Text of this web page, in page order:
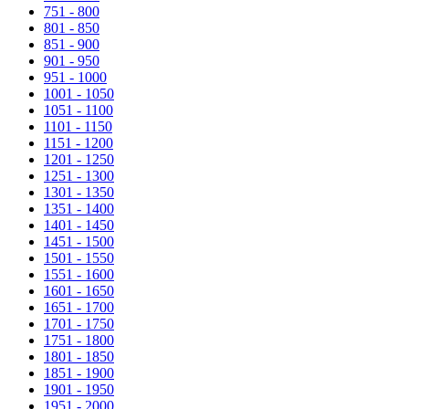
751 - 800
801 - 850
851 - 900
901 - 950
951 - 1000
1001 - 1050
1051 - 1100
1101 - 1150
1151 - 1200
1201 - 1250
1251 - 1300
1301 - 1350
1351 - 1400
1401 - 1450
1451 - 1500
1501 - 1550
1551 - 1600
1601 - 1650
1651 - 1700
1701 - 1750
1751 - 1800
1801 - 1850
1851 - 1900
1901 - 1950
1951 - 2000